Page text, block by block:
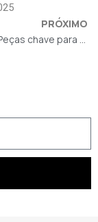
PRÓXIMO
Espelhos – Peças chave para a decoração